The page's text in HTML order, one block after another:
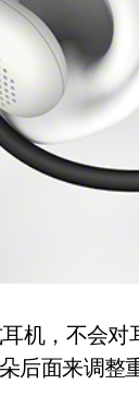
耳机，不会
后面来调整